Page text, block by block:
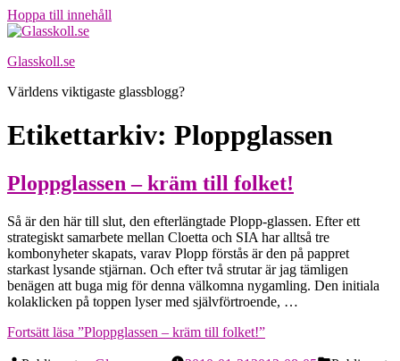
Hoppa till innehåll
Glasskoll.se
Världens viktigaste glassblogg?
Etikettarkiv: Ploppglassen
Ploppglassen – kräm till folket!
Så är den här till slut, den efterlängtade Plopp-glassen. Efter ett
strategiskt samarbete mellan Cloetta och SIA har alltså tre
kombonyheter skapats, varav Plopp förstås är den på pappret
starkast lysande stjärnan. Och efter två strutar är jag tämligen
benägen att buga mig för denna välkomna nygamling. Den initiala
kolaklicken på toppen lyser med självförtroende, …
Fortsätt läsa ”Ploppglassen – kräm till folket!”